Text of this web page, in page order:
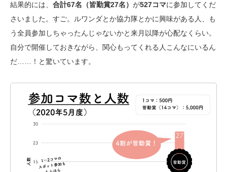
結果的には、 合計67名（皆勤賞27名） が527コマに参加してくだ
さいました。すご。ルワンダとか協力隊とかに興味がある人、も
う全員参加しちゃったんじゃないかと来月以降が心配なくらい。
自分で開催しておきながら、関心もってくれる人こんなにいるん
だ……！と驚いています。